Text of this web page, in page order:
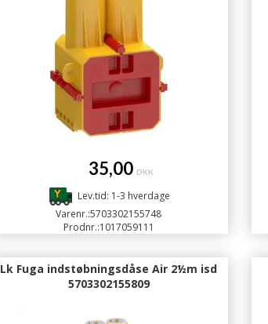
35,00 DKK
Lev.tid: 1-3 hverdage
Varenr.:5703302155748
Prodnr.:1017059111
Lk Fuga indstøbningsdåse Air 2½m isd
5703302155809